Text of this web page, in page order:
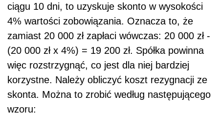
ciągu 10 dni, to uzyskuje skonto w wysokości
4% wartości zobowiązania. Oznacza to, że
zamiast 20 000 zł zapłaci wówczas: 20 000 zł -
(20 000 zł x 4%) = 19 200 zł. Spółka powinna
więc rozstrzygnąć, co jest dla niej bardziej
korzystne. Należy obliczyć koszt rezygnacji ze
skonta. Można to zrobić według następującego
wzoru: